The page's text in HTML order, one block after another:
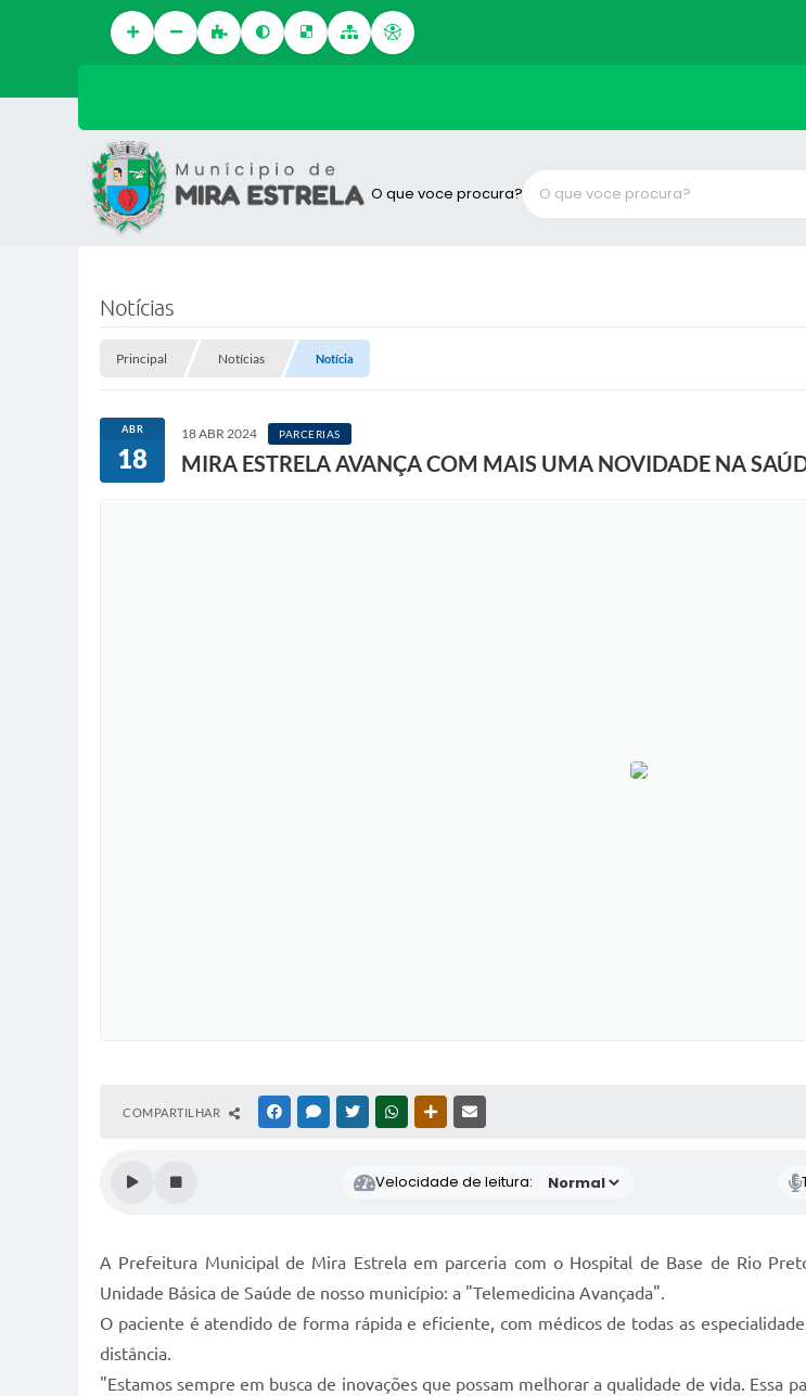
O que voce procura?
Notícias
Principal Notícias Notícia
ABR
18
18 ABR 2024 PARCERIAS
MIRA ESTRELA AVANÇA COM MAIS UMA NOVIDADE NA
COMPARTILHAR FACEBOOKMESSENGER
TWITTERWHATSAPPOUTRAS MÍDIAS
Velocidade de leitura:
A Prefeitura Municipal de Mira Estrela em parceria com o Hospital de Base de Rio
Unidade Básica de Saúde de nosso município: a "Telemedicina Avançada".
O paciente é atendido de forma rápida e eficiente, com médicos de todas as
distância.
"Estamos sempre em busca de inovações que possam melhorar a qualidade de vida. Essa